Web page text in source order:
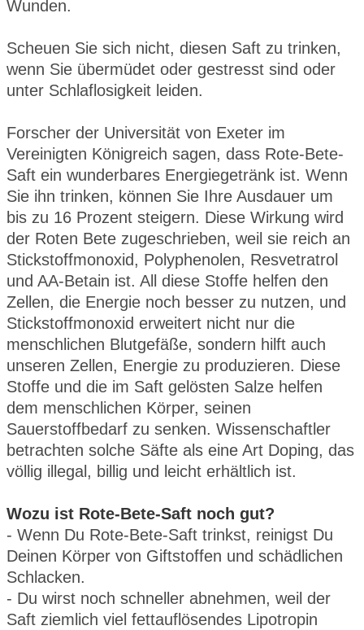
Wunden.
Scheuen Sie sich nicht, diesen Saft zu trinken,
wenn Sie übermüdet oder gestresst sind oder
unter Schlaflosigkeit leiden.
Forscher der Universität von Exeter im
Vereinigten Königreich sagen, dass Rote-Bete-
Saft ein wunderbares Energiegetränk ist. Wenn
Sie ihn trinken, können Sie Ihre Ausdauer um
bis zu 16 Prozent steigern. Diese Wirkung wird
der Roten Bete zugeschrieben, weil sie reich an
Stickstoffmonoxid, Polyphenolen, Resvetratrol
und AA-Betain ist. All diese Stoffe helfen den
Zellen, die Energie noch besser zu nutzen, und
Stickstoffmonoxid erweitert nicht nur die
menschlichen Blutgefäße, sondern hilft auch
unseren Zellen, Energie zu produzieren. Diese
Stoffe und die im Saft gelösten Salze helfen
dem menschlichen Körper, seinen
Sauerstoffbedarf zu senken. Wissenschaftler
betrachten solche Säfte als eine Art Doping, das
völlig illegal, billig und leicht erhältlich ist.
Wozu ist Rote-Bete-Saft noch gut?
- Wenn Du Rote-Bete-Saft trinkst, reinigst Du
Deinen Körper von Giftstoffen und schädlichen
Schlacken.
- Du wirst noch schneller abnehmen, weil der
Saft ziemlich viel fettauflösendes Lipotropin